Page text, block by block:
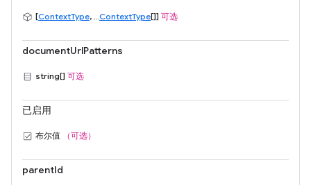
[ContextType, ...ContextType[]] 可选
documentUrlPatterns
string[] 可选
已启用
布尔值 （可选）
parentId